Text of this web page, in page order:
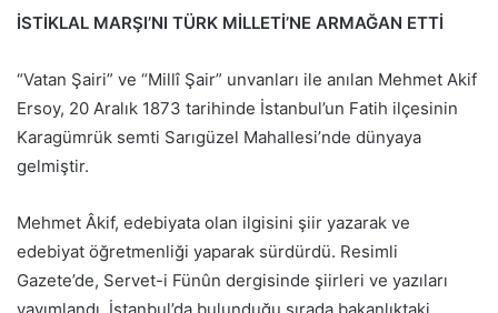
İSTİKLAL MARŞI’NI TÜRK MİLLETİ’NE ARMAĞAN ETTİ
“Vatan Şairi” ve “Millî Şair” unvanları ile anılan Mehmet Akif
Ersoy, 20 Aralık 1873 tarihinde İstanbul’un Fatih ilçesinin
Karagümrük semti Sarıgüzel Mahallesi’nde dünyaya
gelmiştir.
Mehmet Âkif, edebiyata olan ilgisini şiir yazarak ve
edebiyat öğretmenliği yaparak sürdürdü. Resimli
Gazete’de, Servet-i Fünûn dergisinde şiirleri ve yazıları